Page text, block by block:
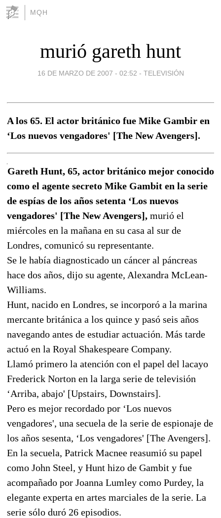
MQH
murió gareth hunt
16 DE MARZO DE 2007 - 02:52 - TELEVISIÓN
A los 65. El actor británico fue Mike Gambir en
‘Los nuevos vengadores' [The New Avengers].
Gareth Hunt, 65, actor británico mejor conocido
como el agente secreto Mike Gambit en la serie
de espías de los años setenta ‘Los nuevos
vengadores' [The New Avengers], murió el
miércoles en la mañana en su casa al sur de
Londres, comunicó su representante.
Se le había diagnosticado un cáncer al páncreas
hace dos años, dijo su agente, Alexandra McLean-
Williams.
Hunt, nacido en Londres, se incorporó a la marina
mercante británica a los quince y pasó seis años
navegando antes de estudiar actuación. Más tarde
actuó en la Royal Shakespeare Company.
Llamó primero la atención con el papel del lacayo
Frederick Norton en la larga serie de televisión
‘Arriba, abajo' [Upstairs, Downstairs].
Pero es mejor recordado por ‘Los nuevos
vengadores', una secuela de la serie de espionaje de
los años sesenta, ‘Los vengadores' [The Avengers].
En la secuela, Patrick Macnee reasumió su papel
como John Steel, y Hunt hizo de Gambit y fue
acompañado por Joanna Lumley como Purdey, la
elegante experta en artes marciales de la serie. La
serie sólo duró 26 episodios.